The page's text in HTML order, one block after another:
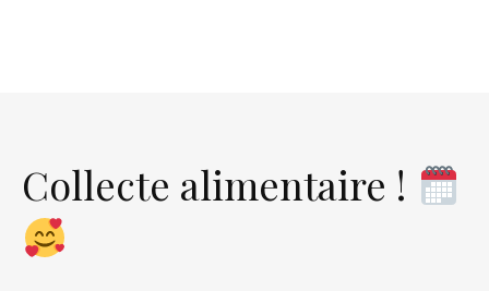
Collecte alimentaire !